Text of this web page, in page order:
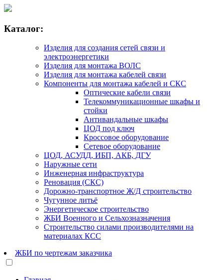
Каталог:
Изделия для создания сетей связи и
электроэнергетики
Изделия для монтажа ВОЛС
Изделия для монтажа кабелей связи
Компоненты для монтажа кабелей и СКС
Оптические кабели связи
Телекоммуникационные шкафы и
стойки
Антивандальные шкафы
ЦОД под ключ
Кроссовое оборудование
Сетевое оборудование
ЦОД, АСУДД, ИБП, АКБ, ДГУ
Наружные сети
Инженерная инфраструктура
Реновация (СКС)
Дорожно-транспортное Ж/Д строительство
Чугунное литьё
Энергетическое строительство
ЖБИ Военного и Сельхозназначения
Строительство силами производителями на
материалах КСС
ЖБИ по чертежам заказчика